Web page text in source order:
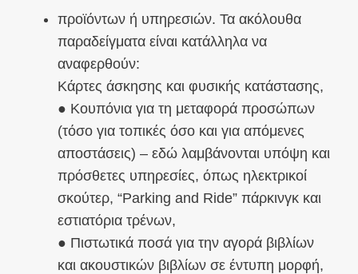
προϊόντων ή υπηρεσιών. Τα ακόλουθα
παραδείγματα είναι κατάλληλα να
αναφερθούν:
Κάρτες άσκησης και φυσικής κατάστασης,
● Κουπόνια για τη μεταφορά προσώπων
(τόσο για τοπικές όσο και για απόμενες
αποστάσεις) – εδώ λαμβάνονται υπόψη και
πρόσθετες υπηρεσίες, όπως ηλεκτρικοί
σκούτερ, “Parking and Ride” πάρκινγκ και
εστιατόρια τρένων,
● Πιστωτικά ποσά για την αγορά βιβλίων
και ακουστικών βιβλίων σε έντυπη μορφή,